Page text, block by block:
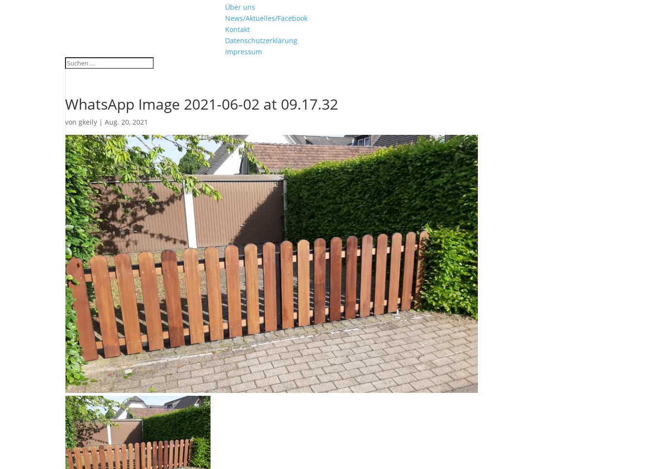
Über uns
News/Aktuelles/Facebook
Kontakt
Datenschutzerklärung
Impressum
WhatsApp Image 2021-06-02 at 09.17.32
vongkeily |Aug. 20, 2021